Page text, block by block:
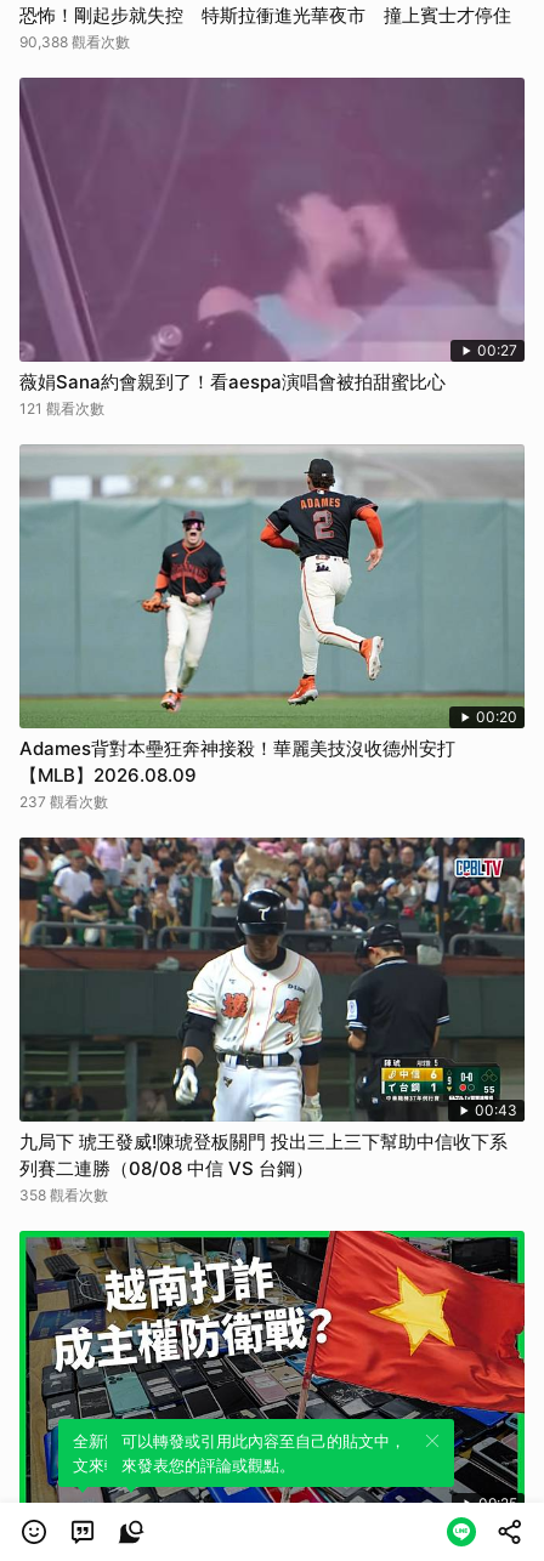
恐怖！剛起步就失控 特斯拉衝進光華夜市 撞上賓士才停住
90,388 觀看次數
00:27
薇娟Sana約會親到了！看aespa演唱會被拍甜蜜比心
121 觀看次數
00:20
Adames背對本壘狂奔神接殺！華麗美技沒收德州安打
【MLB】2026.08.09
237 觀看次數
00:43
九局下 琥王發威!陳琥登板關門 投出三上三下幫助中信收下系
列賽二連勝（08/08 中信 VS 台鋼）
358 觀看次數
09:25
柬埔寨詐騙園區移轉越南！包下飯店蓋巨型機房 越南鐵腕開查
全新體驗！一鍵引用此內容，透過發布貼
文來輕鬆表達個人立場。
可以轉發或引用此內容至自己的貼文中，
來發表您的評論或觀點。